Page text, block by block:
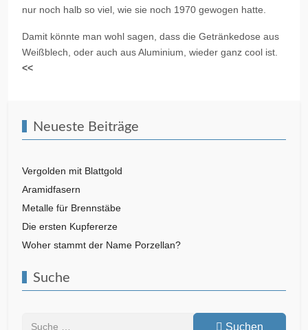
nur noch halb so viel, wie sie noch 1970 gewogen hatte.
Damit könnte man wohl sagen, dass die Getränkedose aus
Weißblech, oder auch aus Aluminium, wieder ganz cool ist.
<<
Neueste Beiträge
Vergolden mit Blattgold
Aramidfasern
Metalle für Brennstäbe
Die ersten Kupfererze
Woher stammt der Name Porzellan?
Suche
Suchen